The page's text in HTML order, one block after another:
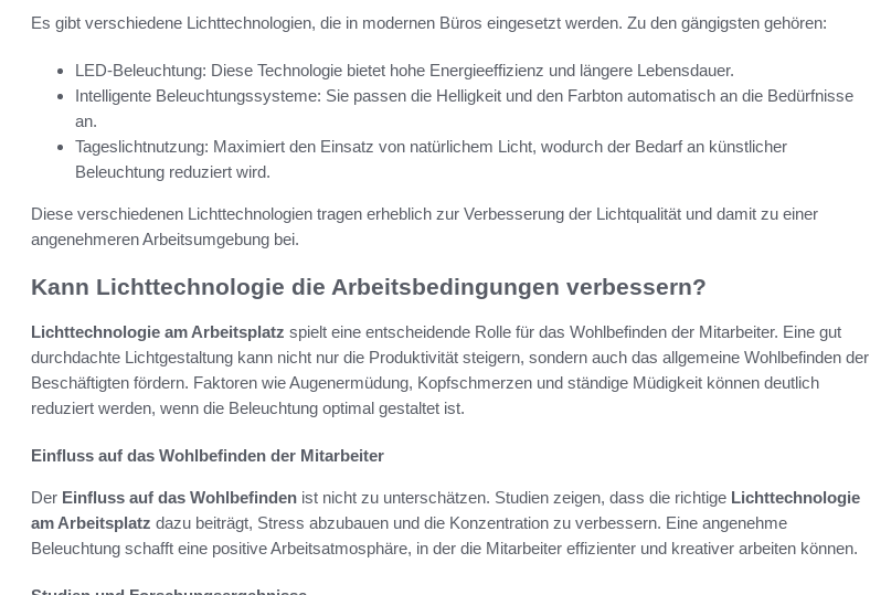
Es gibt verschiedene Lichttechnologien, die in modernen Büros eingesetzt werden. Zu den gängigsten gehören:
LED-Beleuchtung: Diese Technologie bietet hohe Energieeffizienz und längere Lebensdauer.
Intelligente Beleuchtungssysteme: Sie passen die Helligkeit und den Farbton automatisch an die Bedürfnisse
an.
Tageslichtnutzung: Maximiert den Einsatz von natürlichem Licht, wodurch der Bedarf an künstlicher
Beleuchtung reduziert wird.
Diese verschiedenen Lichttechnologien tragen erheblich zur Verbesserung der Lichtqualität und damit zu einer
angenehmeren Arbeitsumgebung bei.
Kann Lichttechnologie die Arbeitsbedingungen verbessern?
Lichttechnologie am Arbeitsplatz spielt eine entscheidende Rolle für das Wohlbefinden der Mitarbeiter. Eine gut
durchdachte Lichtgestaltung kann nicht nur die Produktivität steigern, sondern auch das allgemeine Wohlbefinden der
Beschäftigten fördern. Faktoren wie Augenermüdung, Kopfschmerzen und ständige Müdigkeit können deutlich
reduziert werden, wenn die Beleuchtung optimal gestaltet ist.
Einfluss auf das Wohlbefinden der Mitarbeiter
Der Einfluss auf das Wohlbefinden ist nicht zu unterschätzen. Studien zeigen, dass die richtige Lichttechnologie
am Arbeitsplatz dazu beiträgt, Stress abzubauen und die Konzentration zu verbessern. Eine angenehme
Beleuchtung schafft eine positive Arbeitsatmosphäre, in der die Mitarbeiter effizienter und kreativer arbeiten können.